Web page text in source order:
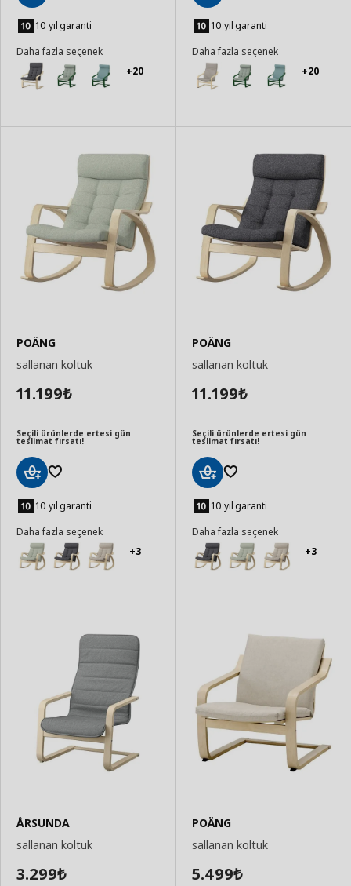
Ekle 10 yıl garanti
Daha fazla seçenek
+20
Ekle 10 yıl garanti
Daha fazla seçenek
+20
POÄNG
sallanan koltuk
11.199₺
Seçili ürünlerde ertesi gün
teslimat fırsatı!
Ekle 10 yıl garanti
Daha fazla seçenek
+3
POÄNG
sallanan koltuk
11.199₺
Seçili ürünlerde ertesi gün
teslimat fırsatı!
Ekle 10 yıl garanti
Daha fazla seçenek
+3
ÅRSUNDA
sallanan koltuk
3.299₺
POÄNG
sallanan koltuk
5.499₺